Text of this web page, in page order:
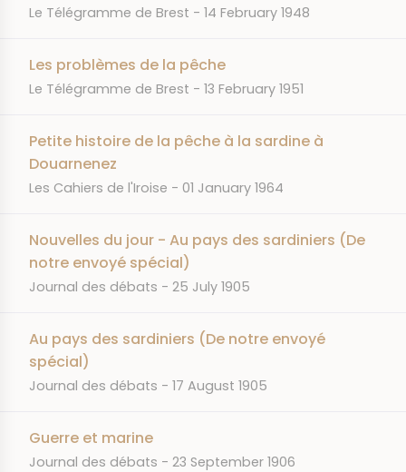
JOURNAL
Le Télégramme de Brest DATE
14 February 1948
Les problèmes de la pêche
JOURNAL
Le Télégramme de Brest DATE
13 February 1951
Petite histoire de la pêche à la sardine à
Douarnenez
JOURNAL
Les Cahiers de l'Iroise DATE
01 January 1964
Nouvelles du jour - Au pays des sardiniers (De
notre envoyé spécial)
JOURNAL
Journal des débats DATE
25 July 1905
Au pays des sardiniers (De notre envoyé
spécial)
JOURNAL
Journal des débats DATE
17 August 1905
Guerre et marine
JOURNAL
Journal des débats DATE
23 September 1906